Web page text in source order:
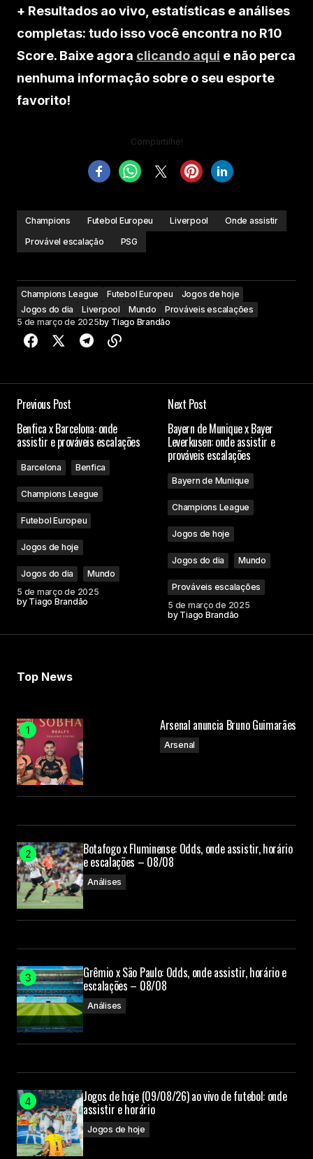
+ Resultados ao vivo, estatísticas e análises
completas: tudo isso você encontra no R10
Score. Baixe agora clicando aqui e não perca
nenhuma informação sobre o seu esporte
favorito!
Compartilhe!
Champions Futebol Europeu Liverpool
Onde assistir
Provável escalação
PSG
Champions League Futebol Europeu
Jogos de hoje
Jogos do dia
Liverpool Mundo
Prováveis escalações
5 de março de 2025by Tiago Brandão
Previous Post
Benfica x Barcelona: onde
assistir e prováveis escalações
Barcelona Benfica
Champions League
Futebol Europeu
Jogos de hoje
Jogos do dia
Mundo
5 de março de 2025
by Tiago Brandão
Next Post
Bayern de Munique x Bayer
Leverkusen: onde assistir e
prováveis escalações
Bayern de Munique
Champions League
Jogos de hoje
Jogos do dia Mundo
Prováveis escalações
5 de março de 2025
by Tiago Brandão
Top News
Arsenal anuncia Bruno Guimarães
Arsenal
Botafogo x Fluminense: Odds, onde assistir, horário
e escalações – 08/08
Análises
Grêmio x São Paulo: Odds, onde assistir, horário e
escalações – 08/08
Análises
Jogos de hoje (09/08/26) ao vivo de futebol: onde
assistir e horário
Jogos de hoje